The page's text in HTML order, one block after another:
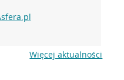
Więcej aktualności